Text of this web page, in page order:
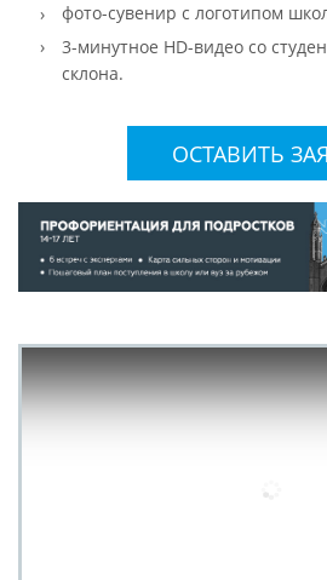
фото-сувенир с логотипом
3-минутное HD-видео со
склона.
ОСТАВИТЬ